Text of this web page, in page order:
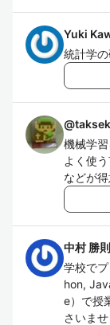
Yuki
統計学の
@
機械学
よく使
などが得
中村 勝則
学校で
hon,
e）で授
さいま